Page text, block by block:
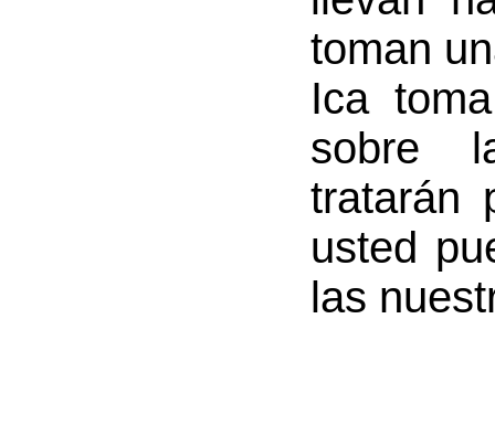
toman
Ica
sobre
tratarán
usted
las